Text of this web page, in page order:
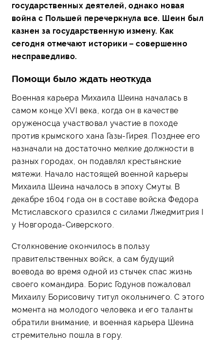
государственных деятелей, однако новая
война с Польшей перечеркнула все. Шеин был
казнен за государственную измену. Как
сегодня отмечают историки – совершенно
несправедливо.
Помощи было ждать неоткуда
Военная карьера Михаила Шеина началась в
самом конце XVI века, когда он в качестве
оруженосца участвовал участие в походе
против крымского хана Газы-Гирея. Позднее его
назначали на достаточно мелкие должности в
разных городах, он подавлял крестьянские
мятежи. Начало настоящей военной карьеры
Михаила Шеина началось в эпоху Смуты. В
декабре 1604 года он в составе войска Федора
Мстиславского сразился с силами Лжедмитрия I
у Новгорода-Сиверского.
Столкновение окончилось в пользу
правительственных войск, а сам будущий
воевода во время одной из стычек спас жизнь
своего командира. Борис Годунов пожаловал
Михаилу Борисовичу титул окольничего. С этого
момента на молодого человека и его таланты
обратили внимание, и военная карьера Шеина
стремительно пошла в гору.